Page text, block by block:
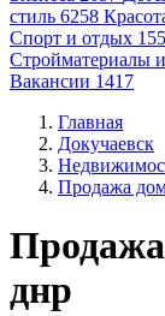
стиль 6258
Спорт и отдых
Стройматериалы
Вакансии 1417
Главная
Докучаевск
Продажа
Продажа
днр